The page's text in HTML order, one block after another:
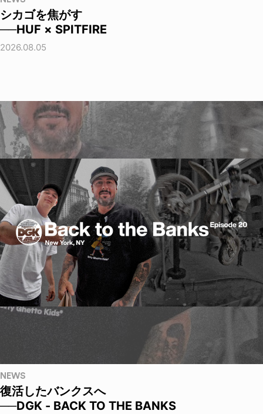
シカゴを焦がす
──HUF × SPITFIRE
2026.08.05
NEWS
復活したバンクスへ
──DGK - BACK TO THE BANKS